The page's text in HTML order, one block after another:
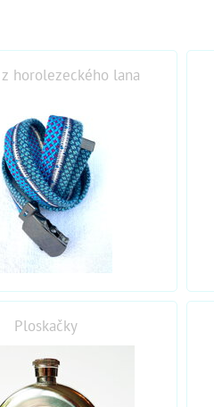
z horolezeckého lana
Ploskačky